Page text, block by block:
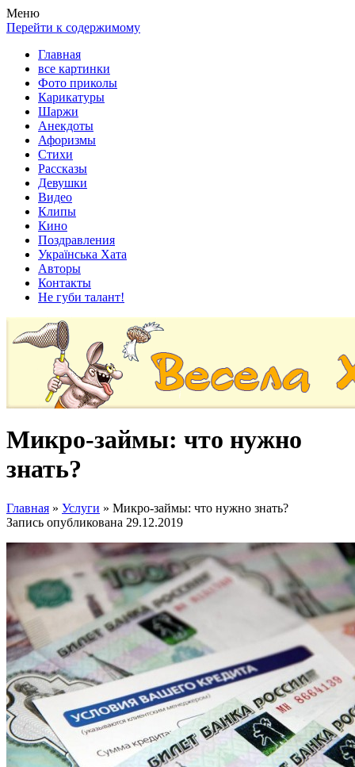
Весела хата — прикольные картинки, смешные истории,
клипы!
Покажем всем ваши фото приколы, карикатуры, шаржи, стихи,
рассказы, видео и песни!
Меню
Перейти к содержимому
Главная
все картинки
Фото приколы
Карикатуры
Шаржи
Анекдоты
Афоризмы
Стихи
Рассказы
Девушки
Видео
Клипы
Кино
Поздравления
Українська Хата
Авторы
Контакты
Не губи талант!
Микро-займы: что нужно
знать?
Главная » Услуги » Микро-займы: что нужно знать?
Запись опубликована 29.12.2019